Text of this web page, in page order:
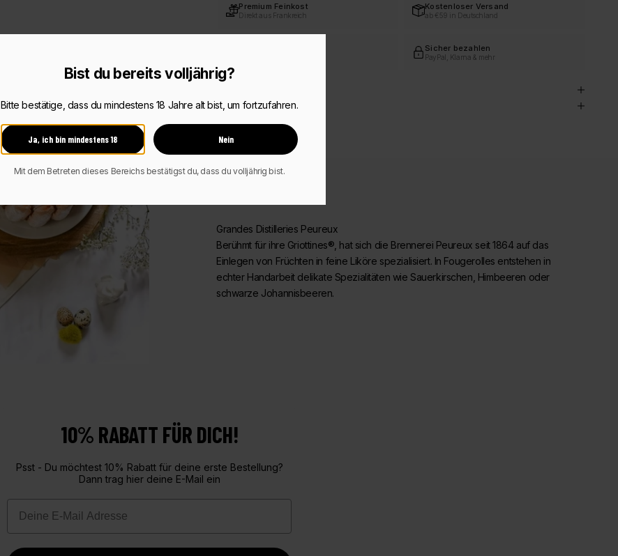
Bist du bereits volljährig?
Bitte bestätige, dass du mindestens 18 Jahre alt bist, um fortzufahren.
Ja, ich bin mindestens 18 Nein
Mit dem Betreten dieses Bereichs bestätigst du, dass du volljährig bist.
Premium Feinkost
Direkt aus Frankreich
Kostenloser Versand
ab €59 in Deutschland
Sicher bezahlen
PayPal, Klarna & mehr
Zutaten & Nährwerte
Grandes Distilleries Peureux
Berühmt für ihre Griottines®, hat sich die Brennerei Peureux seit 1864 auf das
Einlegen von Früchten in feine Liköre spezialisiert. In Fougerolles entstehen in
echter Handarbeit delikate Spezialitäten wie Sauerkirschen, Himbeeren oder
schwarze Johannisbeeren.
10% RABATT FÜR DICH!
Psst - Du möchtest 10% Rabatt für deine erste Bestellung?
Dann trag hier deine E-Mail ein